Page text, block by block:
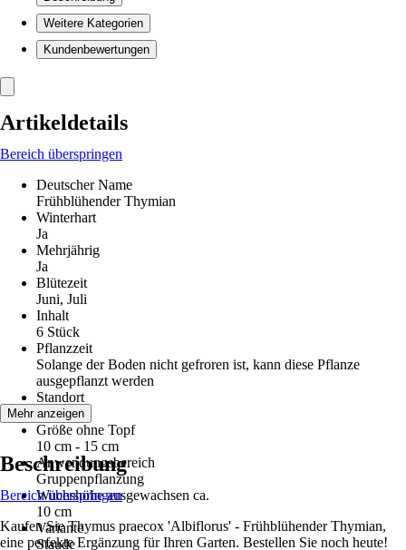
Weitere Kategorien
Kundenbewertungen
Artikeldetails
Bereich überspringen
Deutscher Name
Frühblühender Thymian
Winterhart
Ja
Mehrjährig
Ja
Blütezeit
Juni, Juli
Inhalt
6 Stück
Pflanzzeit
Solange der Boden nicht gefroren ist, kann diese Pflanze
ausgepflanzt werden
Standort
Sonne
Größe ohne Topf
10 cm - 15 cm
Anwendungsbereich
Gruppenpflanzung
Wuchshöhe ausgewachsen ca.
10 cm
Variante
Staude
Mehr anzeigen
Beschreibung
Bereich überspringen
Kaufen Sie Thymus praecox 'Albiflorus' - Frühblühender Thymian,
eine perfekte Ergänzung für Ihren Garten. Bestellen Sie noch heute!